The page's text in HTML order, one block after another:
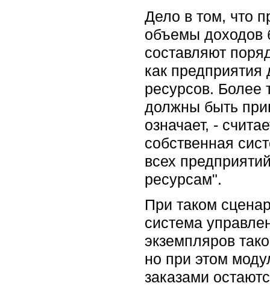
Дело в том, что
объемы доходов
составляют
как
ресурсов. Более
должны быть
означает, -
собственная
всех
ресурсам".
При таком
система
экземпляров
но при этом
заказами